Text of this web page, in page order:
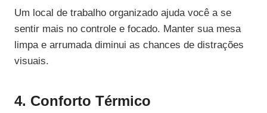
Um local de trabalho organizado ajuda você a se
sentir mais no controle e focado. Manter sua mesa
limpa e arrumada diminui as chances de distrações
visuais.
4. Conforto Térmico